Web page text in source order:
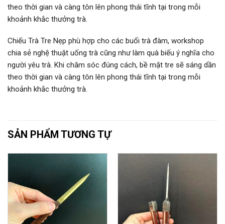
theo thời gian và càng tôn lên phong thái tĩnh tại trong mỗi
khoảnh khắc thưởng trà.
Chiếu Trà Tre Nẹp phù hợp cho các buổi trà đàm, workshop
chia sẻ nghệ thuật uống trà cũng như làm quà biếu ý nghĩa cho
người yêu trà. Khi chăm sóc đúng cách, bề mặt tre sẽ sáng dần
theo thời gian và càng tôn lên phong thái tĩnh tại trong mỗi
khoảnh khắc thưởng trà.
SẢN PHẨM TƯƠNG TỰ